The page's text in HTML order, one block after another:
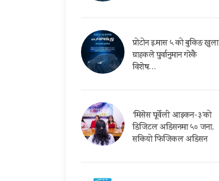
प्रोटोन इ.मास ५ को बुकिङ खुला
ग्राहकले पुर्वानुमान गरेकै
विशेष…
‘मिसेस पूर्वेली आइकन-३’को
डिजिटल अडिसनमा ५० जना,
सकियो फिजिकल अडिसन